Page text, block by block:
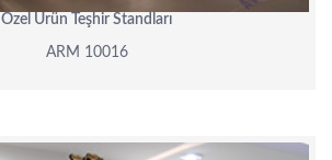
Özel Ürün Teşhir Standları
ARM 10016